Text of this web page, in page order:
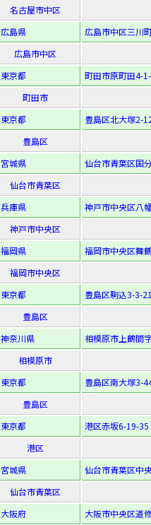
名古屋市中区
広島県
広島市中区三川
広島市中区
東京都
町田市原町田4-
町田市
東京都
豊島区北大塚2-
豊島区
宮城県
仙台市青葉区国
仙台市青葉区
兵庫県
神戸市中央区八
神戸市中央区
福岡県
福岡市中央区舞
福岡市中央区
東京都
豊島区駒込3-3-
豊島区
神奈川県
相模原市上鶴間
相模原市
東京都
豊島区南大塚3-
豊島区
東京都
港区赤坂6-19-35
港区
宮城県
仙台市青葉区中
仙台市青葉区
大阪府
大阪市中央区道